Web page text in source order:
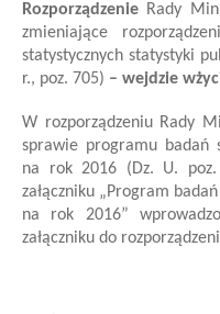
Rozporządzenie Rady
zmieniające
statystycznych statystyki
r., poz. 705) – wejdzie w
W rozporządzeniu Rady
sprawie programu badań
na rok 2016 (Dz. U.
załączniku „Program
na rok 2016”
załączniku do